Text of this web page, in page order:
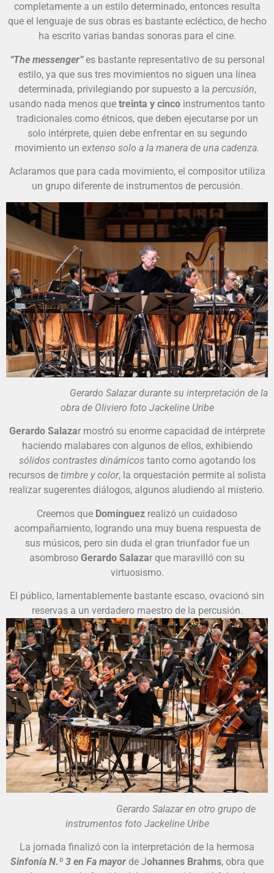
completamente a un estilo determinado, entonces resulta
que el lenguaje de sus obras es bastante ecléctico, de hecho
ha escrito varias bandas sonoras para el cine.
“The messenger” es bastante representativo de su personal
estilo, ya que sus tres movimientos no siguen una línea
determinada, privilegiando por supuesto a la percusión,
usando nada menos que treinta y cinco instrumentos tanto
tradicionales como étnicos, que deben ejecutarse por un
solo intérprete, quien debe enfrentar en su segundo
movimiento un extenso solo a la manera de una cadenza.
Aclaramos que para cada movimiento, el compositor utiliza
un grupo diferente de instrumentos de percusión.
Gerardo Salazar durante su interpretación de la
obra de Oliviero foto Jackeline Uribe
Gerardo Salazar mostró su enorme capacidad de intérprete
haciendo malabares con algunos de ellos, exhibiendo
sólidos contrastes dinámicostanto como agotando los
recursos detimbre y color, la orquestación permite al solista
realizar sugerentes diálogos, algunos aludiendo al misterio.
Creemos que Domínguez realizó un cuidadoso
acompañamiento, logrando una muy buena respuesta de
sus músicos, pero sin duda el gran triunfador fue un
asombroso Gerardo Salazar que maravilló con su
virtuosismo.
El público, lamentablemente bastante escaso, ovacionó sin
reservas a un verdadero maestro de la percusión.
Gerardo Salazar en otro grupo de
instrumentos foto Jackeline Uribe
La jornada finalizó con la interpretación de la hermosa
Sinfonía N.º 3 en Fa mayor de Johannes Brahms, obra que